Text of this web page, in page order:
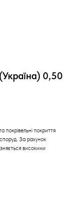
0,50
покриття
За рахунок
високими